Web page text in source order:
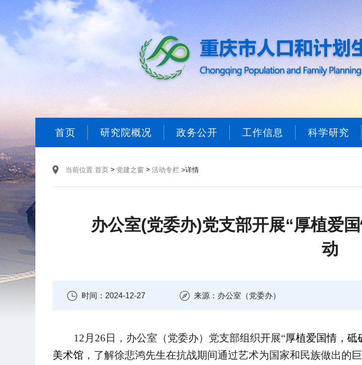
首页 研究院概况 政务公开 工作信息 科学研究
当前位置 首页 > 党建之窗 > 活动专栏 >详情
办公室(党委办)党支部开展“厚植爱
动
时间：2024-12-27 来源：办公室（党委办）
12月 26 日，办公室（党委办）党支部组织开展“厚植爱国情，砥
美术馆 ，了解徐悲鸿先生在抗战期间通过艺术为国家和民族做出的